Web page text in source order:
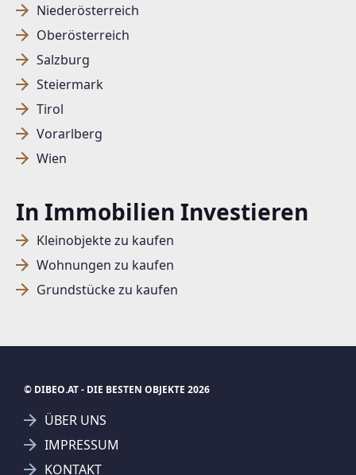
Niederösterreich
Oberösterreich
Salzburg
Steiermark
Tirol
Vorarlberg
Wien
In Immobilien Investieren
Kleinobjekte zu kaufen
Wohnungen zu kaufen
Grundstücke zu kaufen
© DIBEO.AT - DIE BESTEN OBJEKTE 2026
ÜBER UNS
IMPRESSUM
KONTAKT